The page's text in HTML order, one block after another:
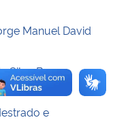
Manuel David
Silva Brum
e